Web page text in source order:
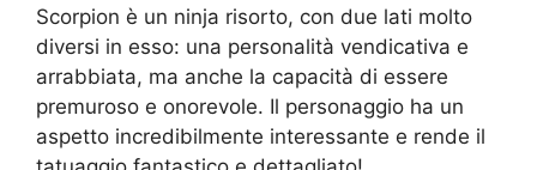
Scorpion è un ninja risorto, con due lati molto
diversi in esso: una personalità vendicativa e
arrabbiata, ma anche la capacità di essere
premuroso e onorevole. Il personaggio ha un
aspetto incredibilmente interessante e rende il